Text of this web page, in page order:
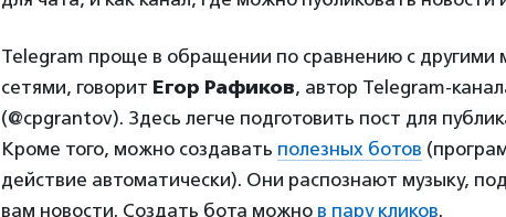
Telegram проще в обращении по сравнению с
сетями, говорит Егор Рафиков, автор Telegram-
(@cpgrantov). Здесь легче подготовить пост для
Кроме того, можно создавать полезных ботов
действие автоматически). Они распознают музыку,
вам новости. Создать бота можно в пару кликов.